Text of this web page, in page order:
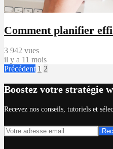
Comment planifier
3 942 vues
il y a 11 mois
Précédent 1 2
Boostez votre stratégie
Recevez nos conseils, tutoriels et